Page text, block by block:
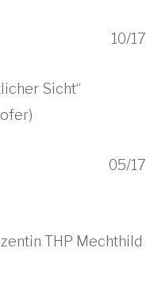
10/17
Sicht“
05/17
THP Mechthild